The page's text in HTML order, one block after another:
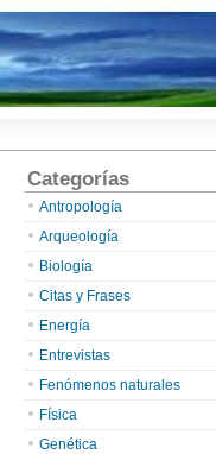
Categorías
Antropología
Arqueología
Biología
Citas y Frases
Energía
Entrevistas
Fenómenos naturales
Física
Genética